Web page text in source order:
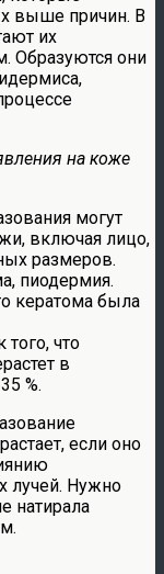
выше причин. В
их
Образуются они
на коже
могут
включая лицо,
размеров.
пиодермия.
кератома была
что
в
%.
если оно
лучей. Нужно
натирала